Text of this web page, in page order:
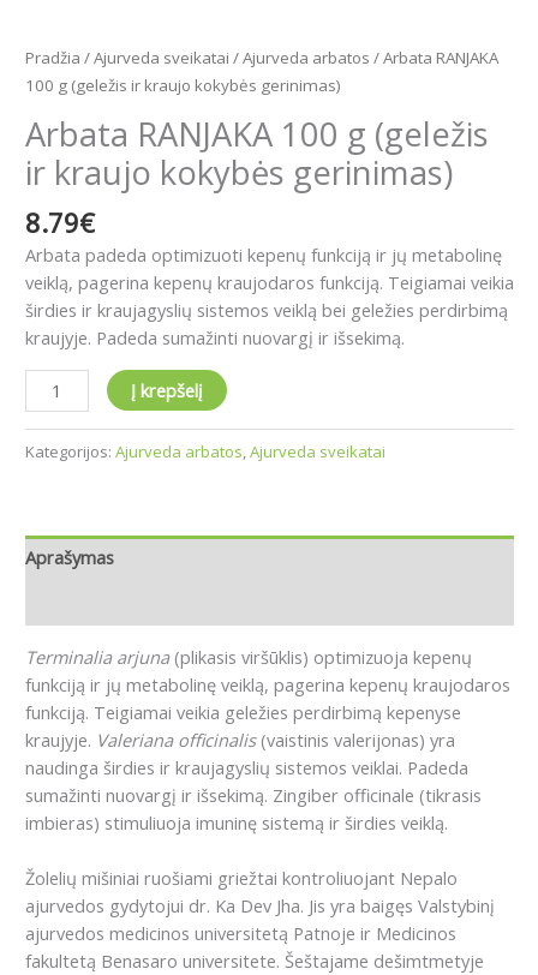
Pradžia /Ajurveda sveikatai /Ajurveda arbatos / Arbata RANJAKA
100 g (geležis ir kraujo kokybės gerinimas)
Arbata RANJAKA 100 g (geležis
ir kraujo kokybės gerinimas)
8.79€
Arbata padeda optimizuoti kepenų funkciją ir jų metabolinę
veiklą, pagerina kepenų kraujodaros funkciją. Teigiamai veikia
širdies ir kraujagyslių sistemos veiklą bei geležies perdirbimą
kraujyje. Padeda sumažinti nuovargį ir išsekimą.
Į krepšelį
Kategorijos: Ajurveda arbatos,Ajurveda sveikatai
Aprašymas
Terminalia arjuna(plikasis viršūklis) optimizuoja kepenų
funkciją ir jų metabolinę veiklą, pagerina kepenų kraujodaros
funkciją. Teigiamai veikia geležies perdirbimą kepenyse
kraujyje. Valeriana officinalis(vaistinis valerijonas) yra
naudinga širdies ir kraujagyslių sistemos veiklai. Padeda
sumažinti nuovargį ir išsekimą. Zingiber officinale (tikrasis
imbieras) stimuliuoja imuninę sistemą ir širdies veiklą.
Žolelių mišiniai ruošiami griežtai kontroliuojant Nepalo
ajurvedos gydytojui dr. Ka Dev Jha. Jis yra baigęs Valstybinį
ajurvedos medicinos universitetą Patnoje ir Medicinos
fakultetą Benasaro universitete. Šeštajame dešimtmetyje